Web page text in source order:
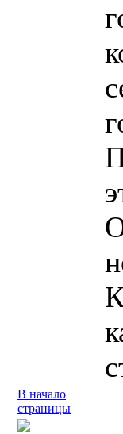
В начало
страницы